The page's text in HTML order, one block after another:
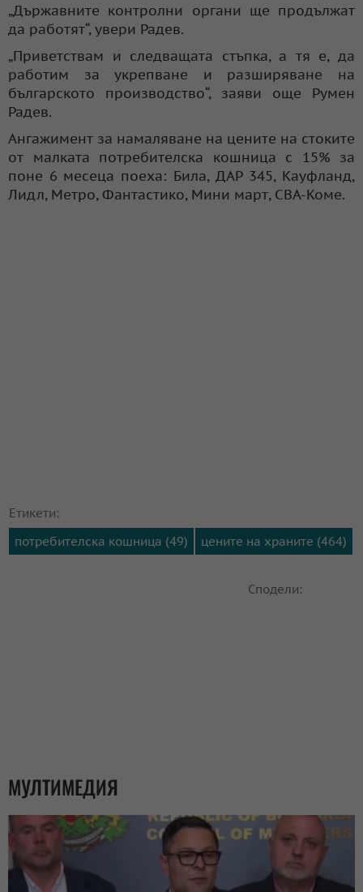
„Държавните контролни органи ще продължат
да работят“, увери Радев.
„Приветствам и следващата стъпка, а тя е, да
работим за укрепване и разширяване на
българското производство“, заяви още Румен
Радев.
Ангажимент за намаляване на цените на стоките
от малката потребителска кошница с 15% за
поне 6 месеца поеха: Била, ДАР 345, Кауфланд,
Лидл, Метро, Фантастико, Мини март, CBA-Коме.
Етикети:
потребителска кошница (49)
цените на храните (464)
Сподели:
МУЛТИМЕДИЯ